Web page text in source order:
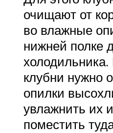
очищают от
во влажные
нижней полке
клубни нужно
опилки
увлажнить их
поместить